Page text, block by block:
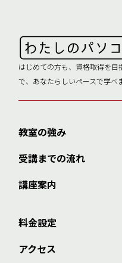
はじめての方も、資格取得を
で、あなたらしいペースで学べ
教室の強み
受講までの流れ
講座案内
料金設定
アクセス